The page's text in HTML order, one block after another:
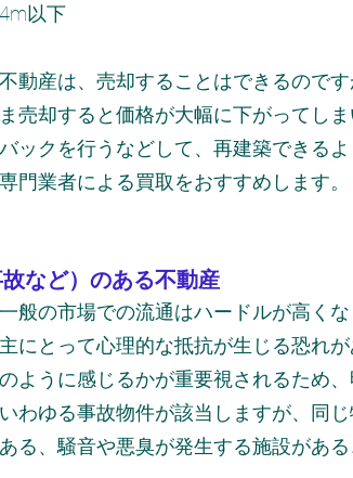
以下
動産は、売却することはできるので
売却すると価格が大幅に下がってし
ックを行うなどして、再建築できる
門業者による買取をおすすめします。
など）のある不動産
般の市場での流通はハードルが高く
にとって心理的な抵抗が生じる恐れ
ように感じるかが重要視されるため
わゆる事故物件が該当しますが、同
る、騒音や悪臭が発生する施設があ